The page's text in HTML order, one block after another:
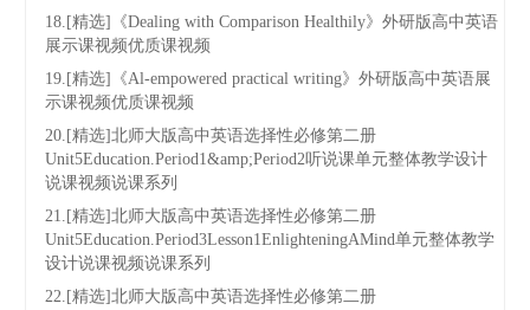
18.[精选]《Dealing with Comparison Healthily》外研版高中英语
展示课视频优质课视频
19.[精选]《Al-empowered practical writing》外研版高中英语展
示课视频优质课视频
20.[精选]北师大版高中英语选择性必修第二册
Unit5Education.Period1&amp;Period2听说课单元整体教学设计
说课视频说课系列
21.[精选]北师大版高中英语选择性必修第二册
Unit5Education.Period3Lesson1EnlighteningAMind单元整体教学
设计说课视频说课系列
22.[精选]北师大版高中英语选择性必修第二册